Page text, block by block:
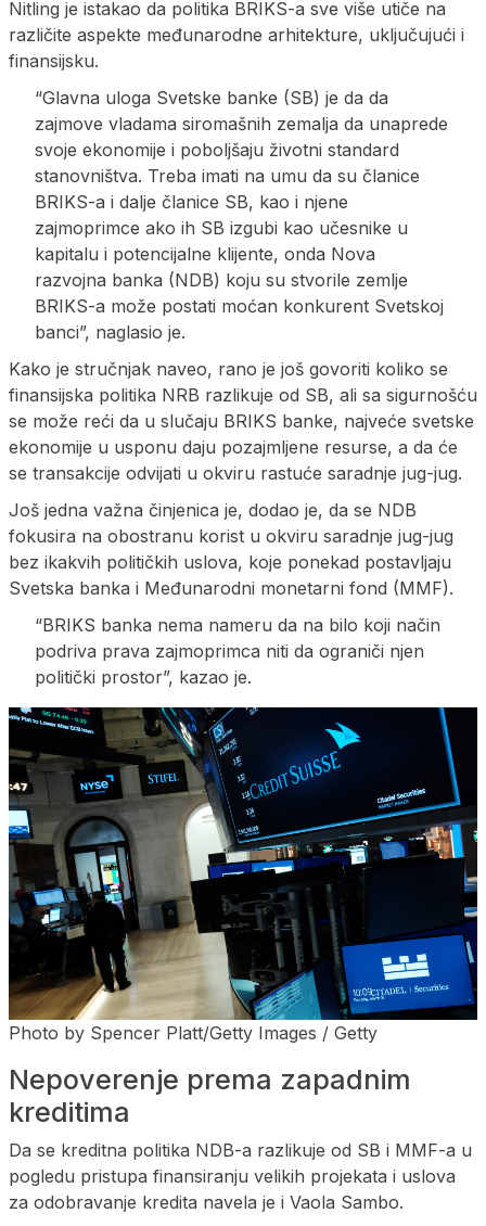
Nitling je istakao da politika BRIKS-a sve više utiče na
različite aspekte međunarodne arhitekture, uključujući i
finansijsku.
“Glavna uloga Svetske banke (SB) je da da
zajmove vladama siromašnih zemalja da unaprede
svoje ekonomije i poboljšaju životni standard
stanovništva. Treba imati na umu da su članice
BRIKS-a i dalje članice SB, kao i njene
zajmoprimce ako ih SB izgubi kao učesnike u
kapitalu i potencijalne klijente, onda Nova
razvojna banka (NDB) koju su stvorile zemlje
BRIKS-a može postati moćan konkurent Svetskoj
banci”, naglasio je.
Kako je stručnjak naveo, rano je još govoriti koliko se
finansijska politika NRB razlikuje od SB, ali sa sigurnošću
se može reći da u slučaju BRIKS banke, najveće svetske
ekonomije u usponu daju pozajmljene resurse, a da će
se transakcije odvijati u okviru rastuće saradnje jug-jug.
Još jedna važna činjenica je, dodao je, da se NDB
fokusira na obostranu korist u okviru saradnje jug-jug
bez ikakvih političkih uslova, koje ponekad postavljaju
Svetska banka i Međunarodni monetarni fond (MMF).
“BRIKS banka nema nameru da na bilo koji način
podriva prava zajmoprimca niti da ograniči njen
politički prostor”, kazao je.
Photo by Spencer Platt/Getty Images / Getty
Nepoverenje prema zapadnim
kreditima
Da se ​​kreditna politika NDB-a razlikuje od SB i MMF-a u
pogledu pristupa finansiranju velikih projekata i uslova
za odobravanje kredita navela je i Vaola Sambo.